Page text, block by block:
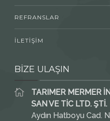
REFRANSLAR
İLETİŞİM
BİZE ULAŞIN
TARIMER MERMER
SAN VE TİC LTD. ŞTİ.
Aydın Hatboyu Cad.